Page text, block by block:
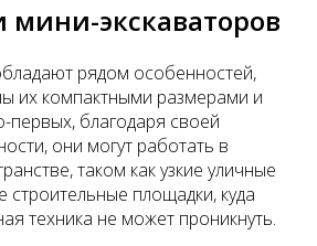
мини-экскаваторов
рядом особенностей,
их компактными размерами и
благодаря своей
они могут работать в
таком как узкие уличные
строительные площадки, куда
техника не может проникнуть.